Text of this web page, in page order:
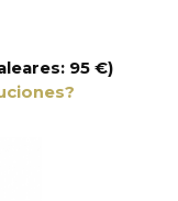
95 €)